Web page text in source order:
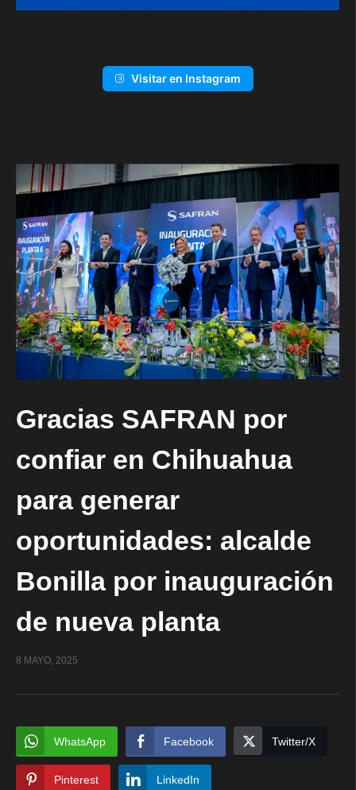
Visitar en Instagram
Gracias SAFRAN por
confiar en Chihuahua
para generar
oportunidades: alcalde
Bonilla por inauguración
de nueva planta
8 MAYO, 2025
WhatsApp Facebook Twitter/X
Pinterest LinkedIn